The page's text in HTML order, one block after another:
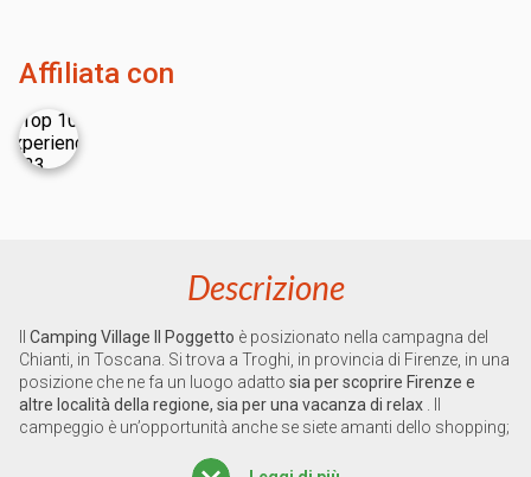
Affiliata con
Descrizione
Camping Village Il Poggetto è posizionato nella campagna del
Chianti, in Toscana. Si trova a Troghi, in provincia di Firenze, in una
posizione che ne fa un luogo adatto sia per scoprire Firenze e
altre località della regione, sia per una vacanza di relax . Il
campeggio è un’opportunità anche se siete amanti dello shopping;